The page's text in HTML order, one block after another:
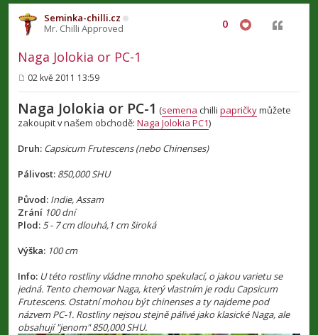
a
Seminka-chilli.cz
Mr. Chilli Approved
Naga Jolokia or PC-1
0 Citovat
ř
í
s
p
v
e
02 kvě 2011 13:59
Naga Jolokia or PC-1 (semena chilli papričkymůžete
zakoupit v našem obchodě: Naga Jolokia PC1)
Druh: Capsicum Frutescens (nebo Chinenses)
Pálivost: 850,000 SHU
Původ: Indie, Assam
Zrání 100 dní
Plod: 5 - 7 cm dlouhá,1 cm široká
Výška: 100 cm
Info: U této rostliny vládne mnoho spekulací, o jakou varietu se
jedná. Tento chemovar Naga, který vlastním je rodu Capsicum
Frutescens. Ostatní mohou být chinenses a ty najdeme pod
názvem PC-1. Rostliny nejsou stejně pálivé jako klasické Naga, ale
obsahují "jenom" 850,000 SHU.